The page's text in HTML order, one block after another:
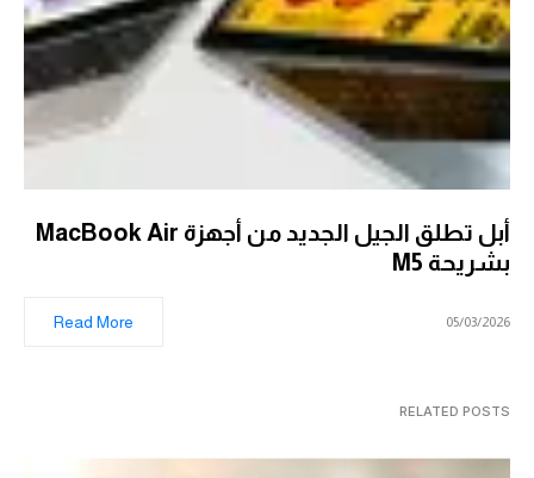
أبل تطلق الجيل الجديد من أجهزة MacBook Air
بشريحة M5
05/03/2026
Read More
RELATED POSTS